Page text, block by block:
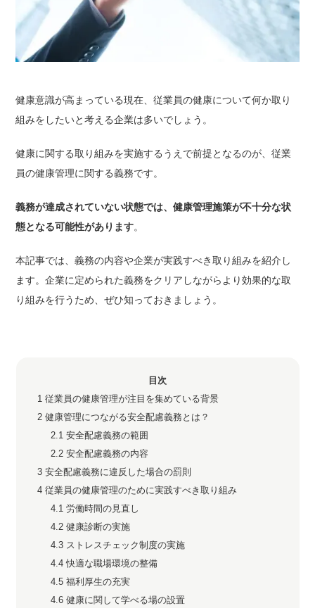
健康意識が高まっている現在、従業員の健康について何か取り
組みをしたいと考える企業は多いでしょう。
健康に関する取り組みを実施するうえで前提となるのが、従業
員の健康管理に関する義務です。
義務が達成されていない状態では、健康管理施策が不十分な状
態となる可能性があります。
本記事では、義務の内容や企業が実践すべき取り組みを紹介し
ます。企業に定められた義務をクリアしながらより効果的な取
り組みを行うため、ぜひ知っておきましょう。
目次
1従業員の健康管理が注目を集めている背景
2健康管理につながる安全配慮義務とは？
2.1 安全配慮義務の範囲
2.2 安全配慮義務の内容
3安全配慮義務に違反した場合の罰則
4従業員の健康管理のために実践すべき取り組み
4.1 労働時間の見直し
4.2 健康診断の実施
4.3 ストレスチェック制度の実施
4.4 快適な職場環境の整備
4.5 福利厚生の充実
4.6 健康に関して学べる場の設置